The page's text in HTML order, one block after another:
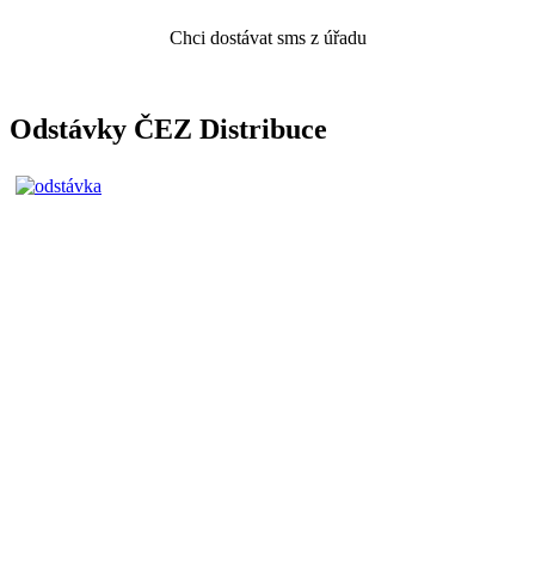
Chci dostávat sms z úřadu
Odstávky ČEZ Distribuce